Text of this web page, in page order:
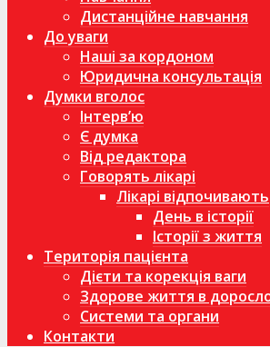
Дистанційне навчання
До уваги
Наші за кордоном
Юридична консультація
Думки вголос
Інтерв’ю
Є думка
Від редактора
Говорять лікарі
Лікарі відпочивають
День в історії
Історії з життя
Територія пацієнта
Дієти та корекція ваги
Здорове життя в
Системи та органи
Контакти